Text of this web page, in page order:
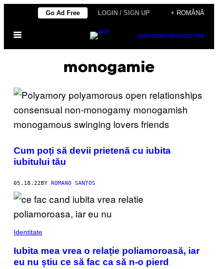
content
Go Ad Free LOGIN / SIGN UP + ROMÂNĂ
Open
SUBSCRIBENEWSLETTER
monogamie
Cum poți să devii prietenă cu iubita
iubitului tău
05.18.22 BY ROMANO SANTOS
Identitate
Iubita mea vrea o relație poliamoroasă, iar
eu nu știu ce să fac ca să n-o pierd